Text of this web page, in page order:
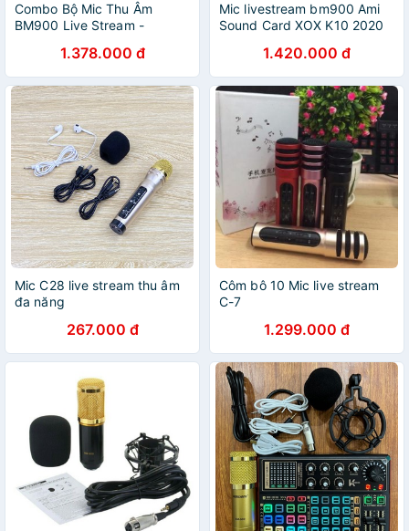
Combo Bộ Mic Thu Âm
BM900 Live Stream -
livetream-màng lọc -chân
kẹp
1.378.000 đ
Mic livestream bm900 Ami
Sound Card XOX K10 2020
stream- Bộ mic thu âm
sound card k10 2020
1.420.000 đ
Mic C28 live stream thu âm
đa năng
267.000 đ
Côm bô 10 Mic live stream
C-7
1.299.000 đ